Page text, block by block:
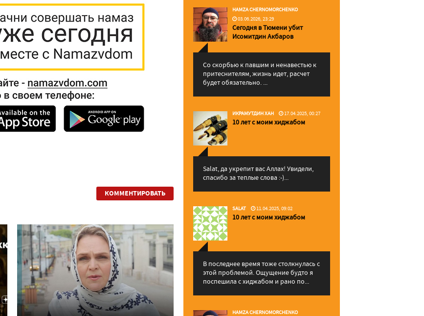
КОММЕНТИРОВАТЬ
HAMZA CHERNOMORCHENKO
03.06.2026, 23:29
Сегодня в Тюмени убит
Исомитдин Акбаров
Со скорбью к павшим и ненавестью к
притеснителям, жизнь идет, расчет
будет обязательно. ...
ИКРАМУТДИН ХАН 17.04.2025, 00:27
10 лет с моим хиджабом
Salat, да укрепит вас Аллаx! Увидели,
спасибо за теплые слова :-)...
SALAT 11.04.2025, 09:02
10 лет с моим хиджабом
В последнее время тоже столкнулась с
этой проблемой. Ощущение будто я
поспешила с хиджабом и рано по...
HAMZA CHERNOMORCHENKO